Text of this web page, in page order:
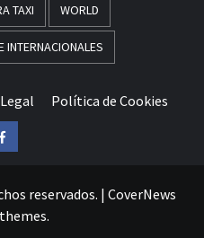
TAXI WORLD
INTERNACIONALES
Política de Cookies
Facebook
reservados. | CoverNews